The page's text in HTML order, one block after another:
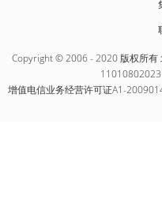
Copyright © 2006 - 2020 版权所有
增值电信业务经营许可证A1-